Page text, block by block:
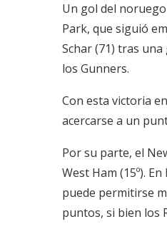
Un gol del
Park, que siguió
Schar (71) tras
los Gunners.
Con esta victoria
acercarse a un
Por su parte, el
West Ham (15º).
puede permitirse
puntos, si bien los